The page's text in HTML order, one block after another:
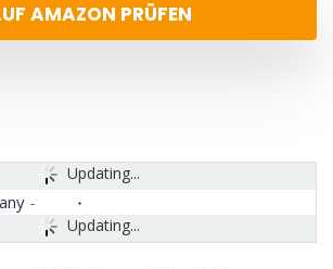
AMAZON PRÜFEN
Updating...
Updating...
-